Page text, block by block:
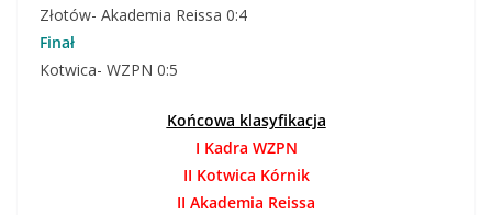
Złotów- Akademia Reissa 0:4
Finał
Kotwica- WZPN 0:5
Końcowa klasyfikacja
I Kadra WZPN
II Kotwica Kórnik
II Akademia Reissa